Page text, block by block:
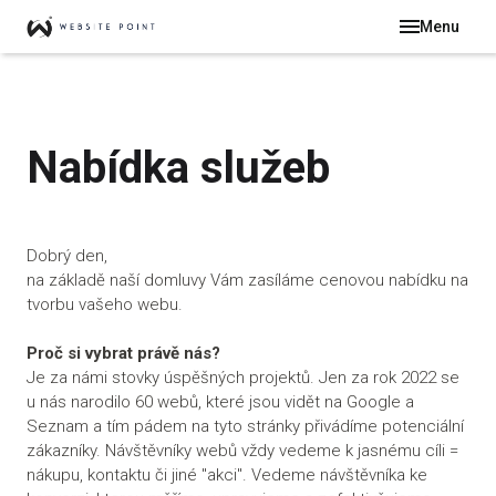
Menu
Nabídka služeb
Dobrý den,
na základě naší domluvy Vám zasíláme cenovou nabídku na
tvorbu vašeho webu.
Proč si vybrat právě nás?
Je za námi stovky úspěšných projektů. Jen za rok 2022 se
u nás narodilo 60 webů, které jsou vidět na Google a
Seznam a tím pádem na tyto stránky přivádíme potenciální
zákazníky. Návštěvníky webů vždy vedeme k jasnému cíli =
nákupu, kontaktu či jiné "akci". Vedeme návštěvníka ke